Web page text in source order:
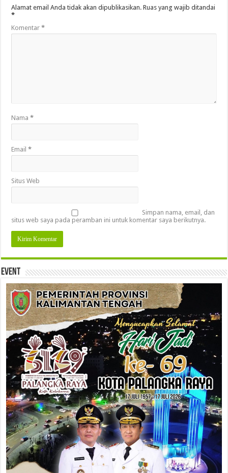
Alamat email Anda tidak akan dipublikasikan. Ruas yang wajib ditandai
*
Komentar*
Nama*
Email*
Situs Web
Simpan nama, email, dan
situs web saya pada peramban ini untuk komentar saya berikutnya.
Event